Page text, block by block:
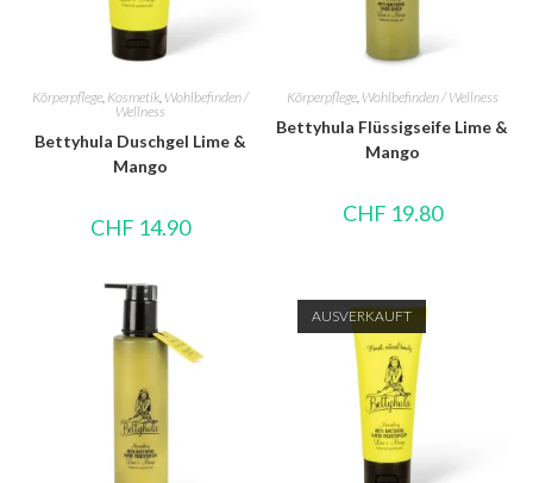
Körperpflege Kosmetik Wohlbefinden /
Wellness
Bettyhula Duschgel Lime &
Mango
CHF 14.90
Körperpflege, Wohlbefinden / Wellness
Bettyhula Flüssigseife Lime &
Mango
CHF 19.80
AUSVERKAUFT